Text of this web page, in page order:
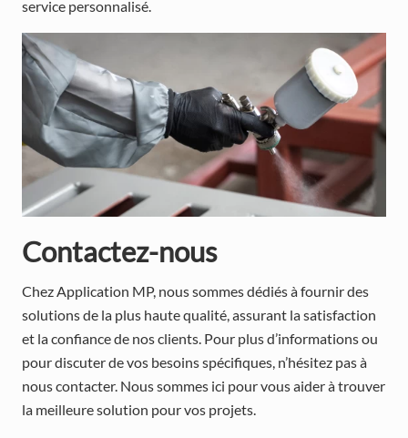
service personnalisé.
Contactez-nous
Chez Application MP, nous sommes dédiés à fournir des
solutions de la plus haute qualité, assurant la satisfaction
et la confiance de nos clients. Pour plus d’informations ou
pour discuter de vos besoins spécifiques, n’hésitez pas à
nous contacter. Nous sommes ici pour vous aider à trouver
la meilleure solution pour vos projets.